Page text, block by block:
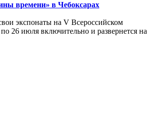
времени» в Чебоксарах
экспонаты на V Всероссийском
26 июля включительно и развернется на